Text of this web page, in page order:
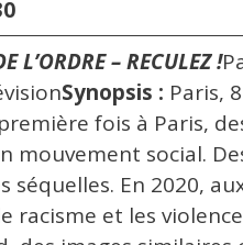
– RECULEZ !
Synopsis : Paris,
fois à Paris,
mouvement social.
En 2020,
racisme et les